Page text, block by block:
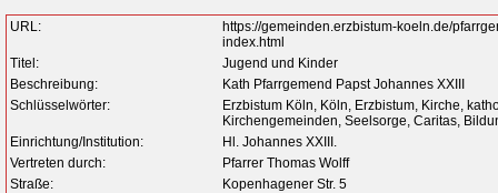
URL:
https://gemeinden.erzbistum-koeln.de/
index.html
Titel:
Jugend und Kinder
Beschreibung:
Kath Pfarrgemend Papst Johannes XXIII
Schlüsselwörter:
Erzbistum Köln, Köln, Erzbistum, Kirche,
Kirchengemeinden, Seelsorge, Caritas,
Einrichtung/Institution:
Hl. Johannes XXIII.
Vertreten durch:
Pfarrer Thomas Wolff
Straße:
Kopenhagener Str. 5